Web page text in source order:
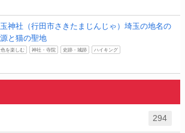
神社（行田市さきたまじんじゃ）埼玉の地名の
と猫の聖地
色を楽しむ 神社・寺院 史跡・城跡 ハイキング
294